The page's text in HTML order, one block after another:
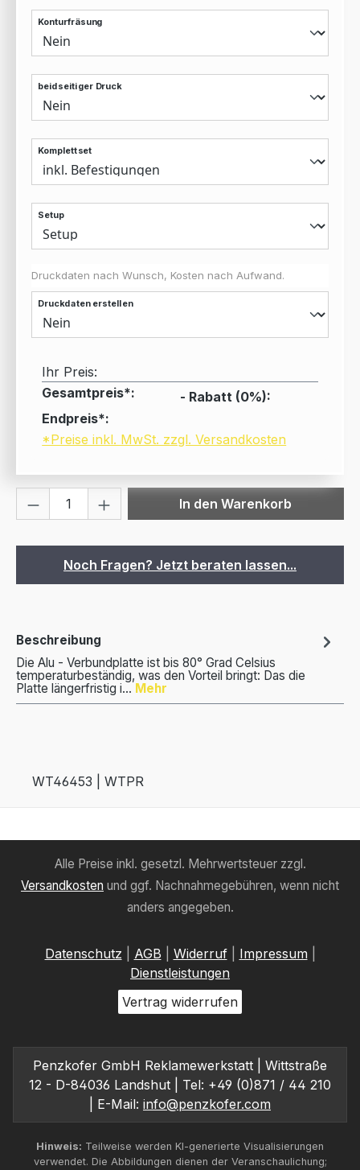
Konturfräsung
beidseitiger Druck
Komplettset
Setup
Druckdaten nach Wunsch, Kosten nach Aufwand.
Druckdaten erstellen
Ihr Preis:
Gesamtpreis*:
- Rabatt (0%):
Endpreis*:
*Preise inkl. MwSt. zzgl. Versandkosten
Produkt Anzahl: Gib denIn den Warenkorb
Noch Fragen? Jetzt beraten lassen...
Beschreibung
Die Alu - Verbundplatte ist bis 80° Grad Celsius
temperaturbeständig, was den Vorteil bringt: Das die
Platte längerfristig i… Mehr
WT46453 | WTPR
Alle Preise inkl. gesetzl. Mehrwertsteuer zzgl.
Versandkosten und ggf. Nachnahmegebühren, wenn nicht
anders angegeben.
Datenschutz AGB Widerruf| Impressum
Dienstleistungen
Vertrag widerrufen
Penzkofer GmbH Reklamewerkstatt | Wittstraße
12 - D-84036 Landshut | Tel: +49 (0)871 / 44 210
| E-Mail: info@penzkofer.com
Hinweis: Teilweise werden KI-generierte Visualisierungen
verwendet. Die Abbildungen dienen der Veranschaulichung;